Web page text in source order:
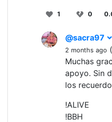
1 0
@sacra97
2 months ago (
Muchas
apoyo. Sin
los
!ALIVE
!BBH